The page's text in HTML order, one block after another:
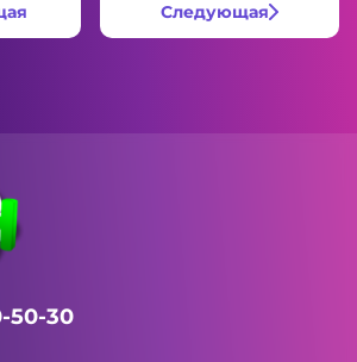
Следующая
50-30